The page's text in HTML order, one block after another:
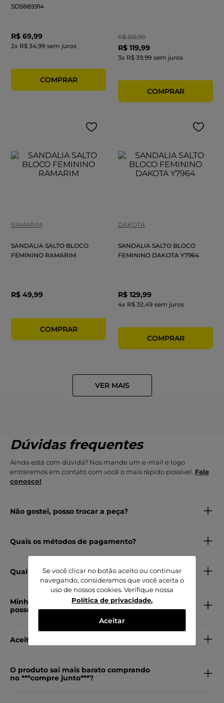
Se você clicar no botão aceito ou continuar
navegando, consideramos que você aceita o
uso de nossos cookies. Verifique nossa
Política de privacidade.
Aceitar
SD5885914
R$ 69,99
2x R$ 34,99 sem juros
R$ 169,90
R$ 119,99
3x R$ 39,99 sem juros
RAMARIM
SANDALIA SALTO BLOCO
FEMININO RAMARIM
R$ 49,99
DAKOTA
SANDALIA SALTO BLOCO
FEMININO DAKOTA Y7964
R$ 129,99
4x R$ 32,49 sem juros
Dúvidas frequentes
Ainda está com dúvida? Nos mande um e-mail e logo
entraremos em contato com você o mais rápido possível. Fale
conosco!
Não gostei, posso trocar a peça?
Quais os métodos de pagamento?
Qual o material do produto?
Minha peça veio com defeito, como
posso trocar por outra?
Aceita pagamento em PIX?
O produto sai mais barato comprando
no ***compre junto***?